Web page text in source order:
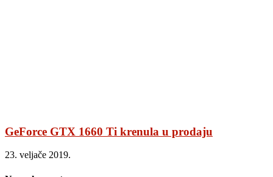
GeForce GTX 1660 Ti krenula u prodaju
23. veljače 2019.